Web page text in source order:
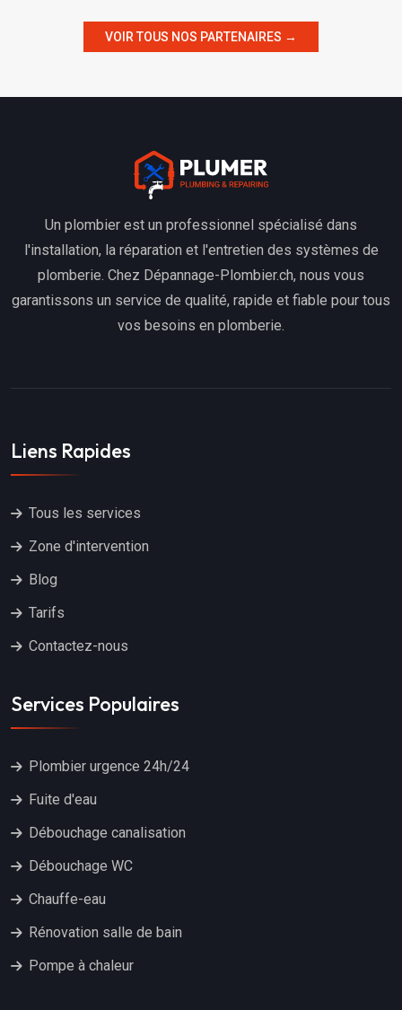
VOIR TOUS NOS PARTENAIRES →
Un plombier est un professionnel spécialisé dans
l'installation, la réparation et l'entretien des systèmes de
plomberie. Chez Dépannage-Plombier.ch, nous vous
garantissons un service de qualité, rapide et fiable pour tous
vos besoins en plomberie.
Liens Rapides
Tous les services
Zone d'intervention
Blog
Tarifs
Contactez-nous
Services Populaires
Plombier urgence 24h/24
Fuite d'eau
Débouchage canalisation
Débouchage WC
Chauffe-eau
Rénovation salle de bain
Pompe à chaleur